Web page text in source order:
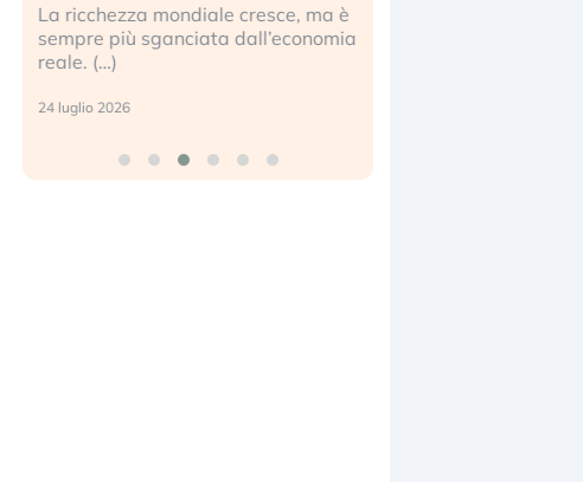
La ricchezza mondiale cresce, ma è
sempre più sganciata dall’economia
reale. (…)
24 luglio 2026